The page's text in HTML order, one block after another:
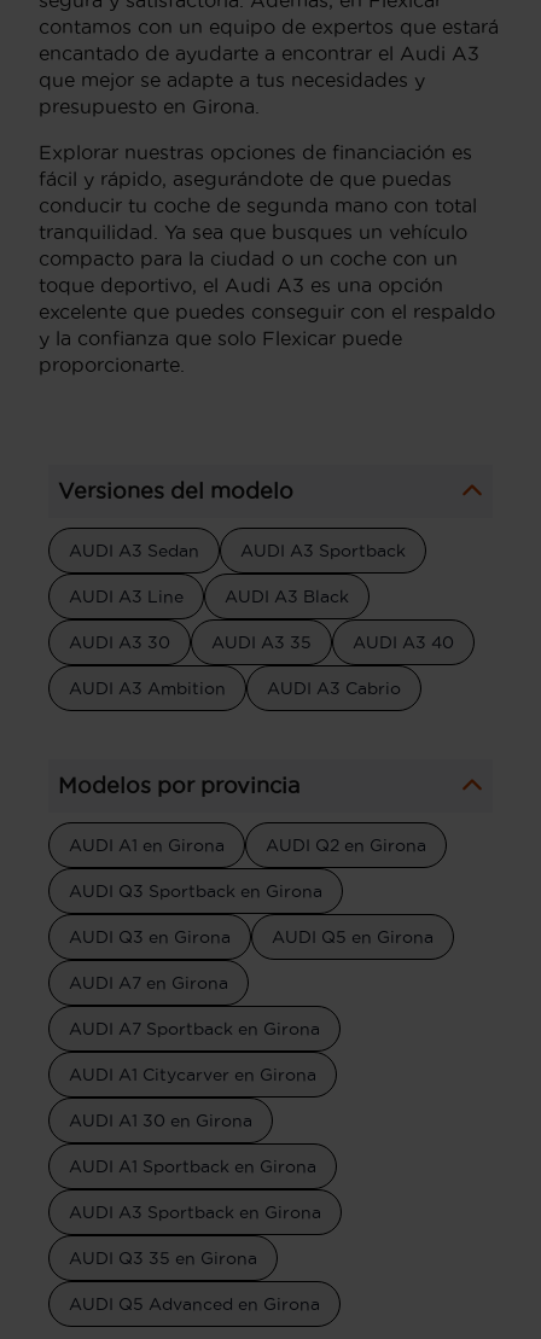
contamos con un equipo de expertos que estará
encantado de ayudarte a encontrar el Audi A3
que mejor se adapte a tus necesidades y
presupuesto en Girona.
Explorar nuestras opciones de financiación es
fácil y rápido, asegurándote de que puedas
conducir tu coche de segunda mano con total
tranquilidad. Ya sea que busques un vehículo
compacto para la ciudad o un coche con un
toque deportivo, el Audi A3 es una opción
excelente que puedes conseguir con el respaldo
y la confianza que solo Flexicar puede
proporcionarte.
Versiones del modelo
AUDI A3 Sedan AUDI A3 Sportback
AUDI A3 Line AUDI A3 Black
AUDI A3 30 AUDI A3 35 AUDI A3 40
AUDI A3 Ambition AUDI A3 Cabrio
Modelos por provincia
AUDI A1 en Girona AUDI Q2 en Girona
AUDI Q3 Sportback en Girona
AUDI Q3 en Girona AUDI Q5 en Girona
AUDI A7 en Girona
AUDI A7 Sportback en Girona
AUDI A1 Citycarver en Girona
AUDI A1 30 en Girona
AUDI A1 Sportback en Girona
AUDI A3 Sportback en Girona
AUDI Q3 35 en Girona
AUDI Q5 Advanced en Girona